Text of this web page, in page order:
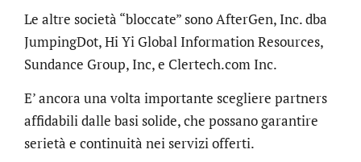
Le altre società “bloccate” sono AfterGen, Inc. dba
JumpingDot, Hi Yi Global Information Resources,
Sundance Group, Inc, e Clertech.com Inc.
E’ ancora una volta importante scegliere partners
affidabili dalle basi solide, che possano garantire
serietà e continuità nei servizi offerti.